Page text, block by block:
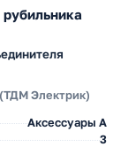
Электрик)
Аксессуары A
3